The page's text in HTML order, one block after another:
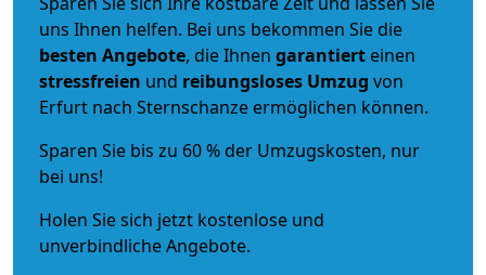
uns Ihnen helfen. Bei uns bekommen Sie die
besten Angebote, die Ihnen garantiert einen
stressfreien und reibungsloses Umzug von
Erfurt nach Sternschanze ermöglichen können.
Sparen Sie bis zu 60 % der Umzugskosten, nur
bei uns!
Holen Sie sich jetzt kostenlose und
unverbindliche Angebote.